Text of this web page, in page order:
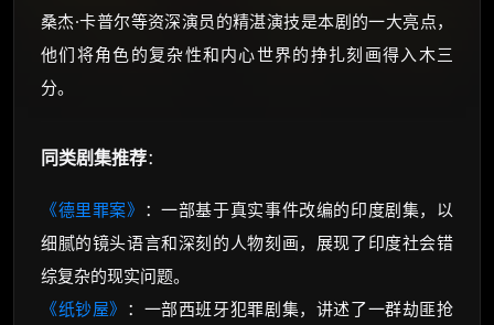
桑杰·卡普尔等资深演员的精湛演技是本剧的一大亮点，
他们将角色的复杂性和内心世界的挣扎刻画得入木三
分。
同类剧集推荐：
《德里罪案》 ：一部基于真实事件改编的印度剧集，以
细腻的镜头语言和深刻的人物刻画，展现了印度社会错
综复杂的现实问题。
《纸钞屋》 ：一部西班牙犯罪剧集，讲述了一群劫匪抢